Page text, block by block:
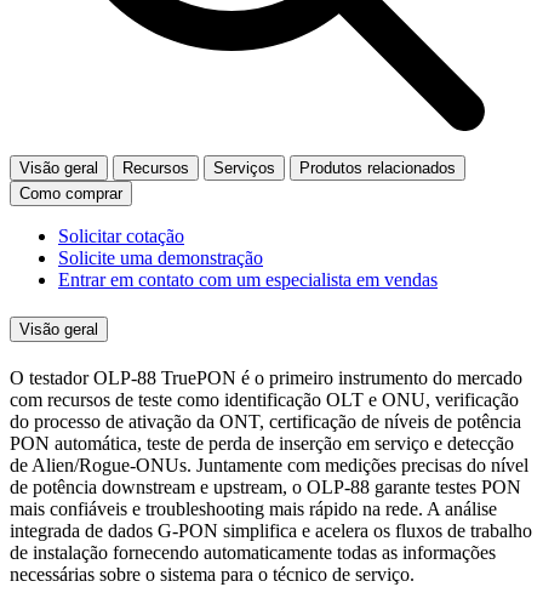
Visão geral Recursos Serviços
Produtos relacionados
Como comprar
Solicitar cotação
Solicite uma demonstração
Entrar em contato com um especialista em vendas
Visão geral
O testador OLP-88 TruePON é o primeiro instrumento do mercado
com recursos de teste como identificação OLT e ONU, verificação
do processo de ativação da ONT, certificação de níveis de potência
PON automática, teste de perda de inserção em serviço e detecção
de Alien/Rogue-ONUs. Juntamente com medições precisas do nível
de potência downstream e upstream, o OLP-88 garante testes PON
mais confiáveis e troubleshooting mais rápido na rede. A análise
integrada de dados G-PON simplifica e acelera os fluxos de trabalho
de instalação fornecendo automaticamente todas as informações
necessárias sobre o sistema para o técnico de serviço.